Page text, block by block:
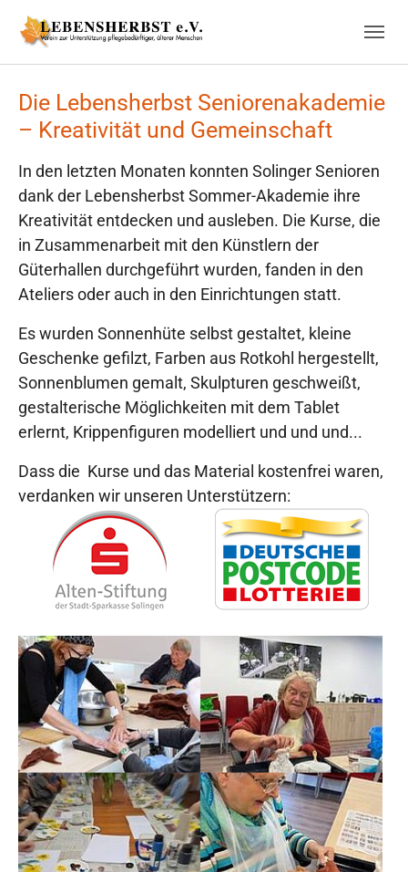
Skip to main navigation
Skip to main content
Skip to page footer
Die Lebensherbst Seniorenakademie
– Kreativität und Gemeinschaft
In den letzten Monaten konnten Solinger Senioren
dank der Lebensherbst Sommer-Akademie ihre
Kreativität entdecken und ausleben. Die Kurse, die
in Zusammenarbeit mit den Künstlern der
Güterhallen durchgeführt wurden, fanden in den
Ateliers oder auch in den Einrichtungen statt.
Es wurden Sonnenhüte selbst gestaltet, kleine
Geschenke gefilzt, Farben aus Rotkohl hergestellt,
Sonnenblumen gemalt, Skulpturen geschweißt,
gestalterische Möglichkeiten mit dem Tablet
erlernt, Krippenfiguren modelliert und und und...
Dass die Kurse und das Material kostenfrei waren,
verdanken wir unseren Unterstützern:
Show larger version Show larger version
Show larger version Show larger version